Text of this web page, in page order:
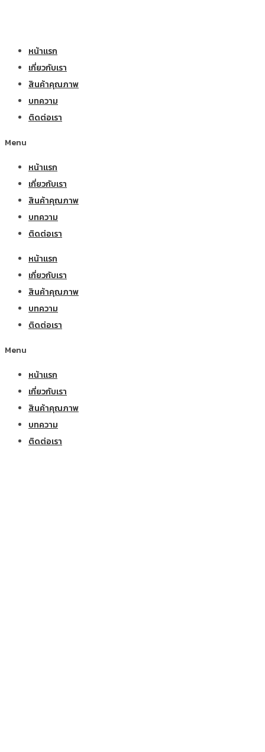
หน้าแรก
เกี่ยวกับเรา
สินค้าคุณภาพ
บทความ
ติดต่อเรา
Menu
หน้าแรก
เกี่ยวกับเรา
สินค้าคุณภาพ
บทความ
ติดต่อเรา
หน้าแรก
เกี่ยวกับเรา
สินค้าคุณภาพ
บทความ
ติดต่อเรา
Menu
หน้าแรก
เกี่ยวกับเรา
สินค้าคุณภาพ
บทความ
ติดต่อเรา